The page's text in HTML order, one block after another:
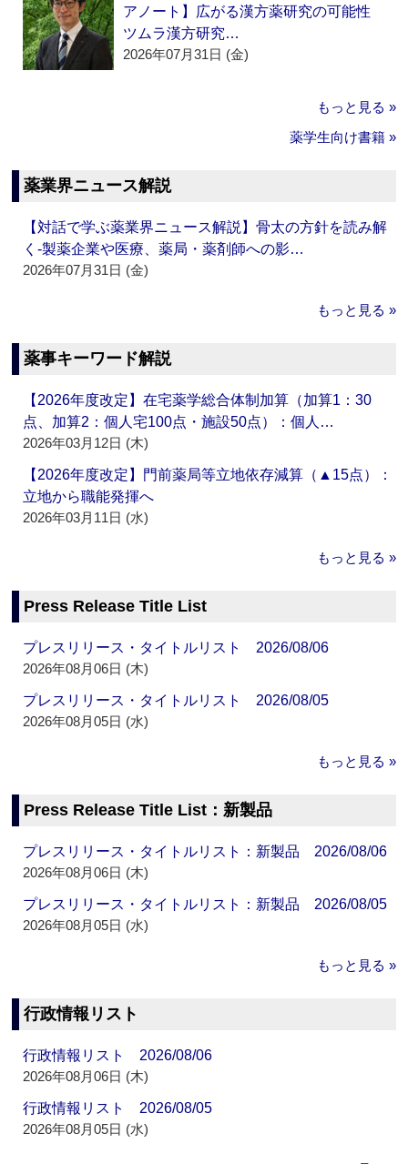
アノート】広がる漢方薬研究の可能性
ツムラ漢方研究…
2026年07月31日 (金)
もっと見る »
薬学生向け書籍 »
薬業界ニュース解説
【対話で学ぶ薬業界ニュース解説】骨太の方針を読み解
く‐製薬企業や医療、薬局・薬剤師への影…
2026年07月31日 (金)
もっと見る »
薬事キーワード解説
【2026年度改定】在宅薬学総合体制加算（加算1：30
点、加算2：個人宅100点・施設50点）：個人…
2026年03月12日 (木)
【2026年度改定】門前薬局等立地依存減算（▲15点）：
立地から職能発揮へ
2026年03月11日 (水)
もっと見る »
Press Release Title List
プレスリリース・タイトルリスト 2026/08/06
2026年08月06日 (木)
プレスリリース・タイトルリスト 2026/08/05
2026年08月05日 (水)
もっと見る »
Press Release Title List：新製品
プレスリリース・タイトルリスト：新製品 2026/08/06
2026年08月06日 (木)
プレスリリース・タイトルリスト：新製品 2026/08/05
2026年08月05日 (水)
もっと見る »
行政情報リスト
行政情報リスト 2026/08/06
2026年08月06日 (木)
行政情報リスト 2026/08/05
2026年08月05日 (水)